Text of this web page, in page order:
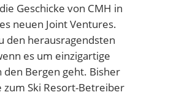
Geschicke von CMH in
neuen Joint Ventures.
den herausragendsten
es um einzigartige
den Bergen geht. Bisher
zum Ski Resort-Betreiber